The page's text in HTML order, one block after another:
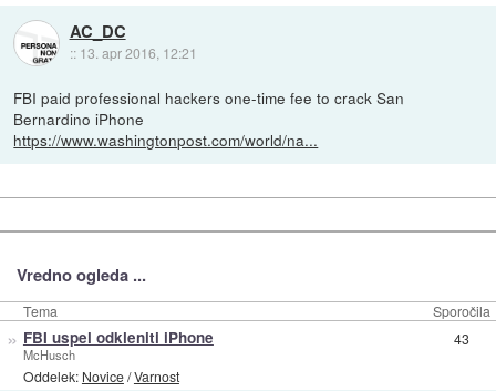
AC_DC
:: 13. apr 2016, 12:21
FBI paid professional hackers one-time fee to crack San
Bernardino iPhone
https://www.washingtonpost.com/world/na...
Vredno ogleda ...
Tema Sporočila
» FBI uspel odkleniti iPhone
McHusch
Oddelek: Novice/Varnost
43